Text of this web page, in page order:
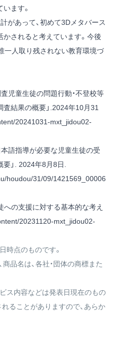
ます。
があって、初めて3Dメタバース
されると考えています。今後
一人取り残されない教育環境づ
児童生徒の問題行動・不登校等
結果の概要」.2024年10月31
20241031-mxt_jidou02-
語指導が必要な児童生徒の受
」. 2024年8月8日.
houdou/31/09/1421569_00006
への支援に対する基本的な考え
20231120-mxt_jidou02-
時点のものです。
品名は、各社・団体の商標また
ス内容などは発表日現在のもの
ることがありますので、あらか